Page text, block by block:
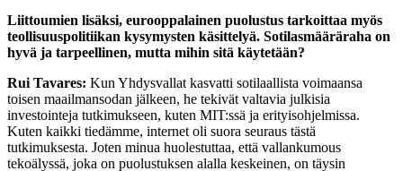
Liittoumien lisäksi, eurooppalainen puolustus tarkoittaa myös
teollisuuspolitiikan kysymysten käsittelyä. Sotilasmääräraha on
hyvä ja tarpeellinen, mutta mihin sitä käytetään?
Rui Tavares: Kun Yhdysvallat kasvatti sotilaallista voimaansa
toisen maailmansodan jälkeen, he tekivät valtavia julkisia
investointeja tutkimukseen, kuten MIT:ssä ja erityisohjelmissa.
Kuten kaikki tiedämme, internet oli suora seuraus tästä
tutkimuksesta. Joten minua huolestuttaa, että vallankumous
tekoälyssä, joka on puolustuksen alalla keskeinen, on täysin